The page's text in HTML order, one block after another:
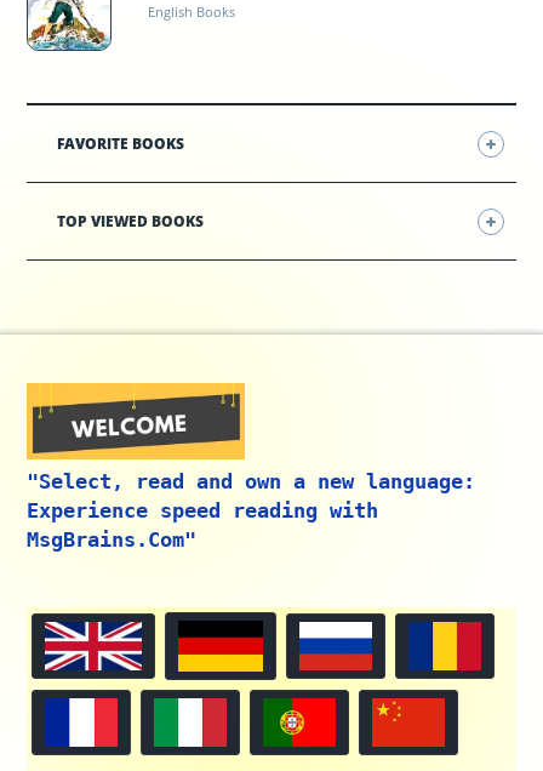
English Books
FAVORITE BOOKS
TOP VIEWED BOOKS
"Select, read and own a new language:
Experience speed reading with
MsgBrains.Com"